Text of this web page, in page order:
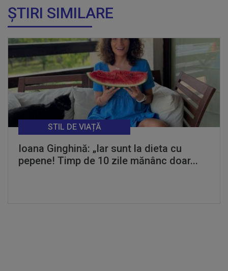
ȘTIRI SIMILARE
Ioana Ginghină: „Iar sunt la dieta cu
pepene! Timp de 10 zile mănânc doar...
STIL DE VIAȚĂ